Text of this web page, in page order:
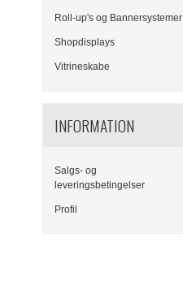
Roll-up's og Bannersystemer
Shopdisplays
Vitrineskabe
INFORMATION
Salgs- og
leveringsbetingelser
Profil